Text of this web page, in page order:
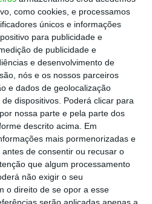
como cookies, e processamos
únicos e informações
para publicidade e
de publicidade e
e desenvolvimento de
nós e os nossos parceiros
e dados de geolocalização
dispositivos. Poderá clicar para
nossa parte e pela parte dos
descrito acima. Em
mais pormenorizadas e
de consentir ou recusar o
que algum processamento
não exigir o seu
o direito de se opor a esse
serão aplicadas apenas a
garantindo a
e, claro, a
o processo.
a empresas e
estão dentro dessas
crimes ou quaisquer
dessas mesmas
ou privadas, sendo
pessoas que trabalham
ou privada, ou que com